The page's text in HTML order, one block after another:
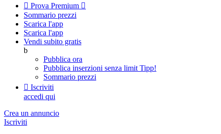
 Prova Premium 
Sommario prezzi
Scarica l'app
Scarica l'app
Vendi subito gratis
b
Pubblica ora
Pubblica inserzioni senza limit Tipp!
Sommario prezzi
 Iscriviti
accedi qui
Crea un annuncio
Iscriviti